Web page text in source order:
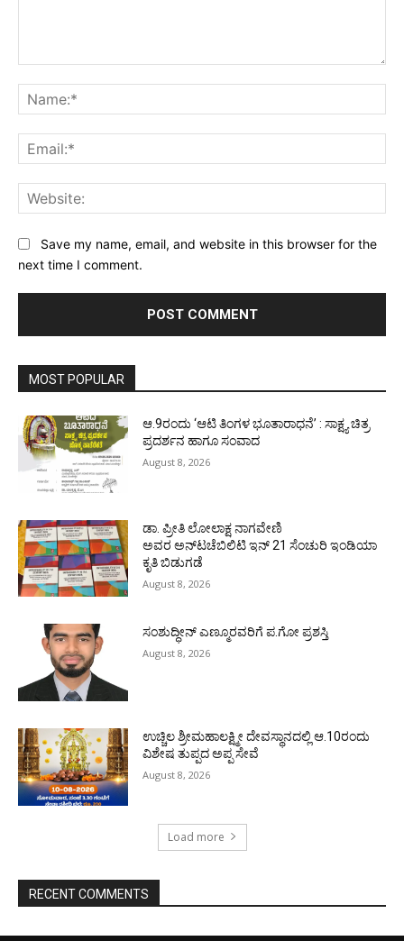
Save my name, email, and website in this browser for the
next time I comment.
MOST POPULAR
ಆ.9ರಂದು ‘ಆಟಿ ತಿಂಗಳ ಭೂತಾರಾಧನೆ’ : ಸಾಕ್ಷ್ಯ ಚಿತ್ರ
ಪ್ರದರ್ಶನ ಹಾಗೂ ಸಂವಾದ
August 8, 2026
ಡಾ. ಪ್ರೀತಿ ಲೋಲಾಕ್ಷ ನಾಗವೇಣಿ
ಅವರ ಅನ್‌ಟಚೆಬಿಲಿಟಿ ಇನ್ 21 ಸೆಂಚುರಿ ಇಂಡಿಯಾ
ಕೃತಿ ಬಿಡುಗಡೆ
August 8, 2026
ಸಂಶುದ್ಧೀನ್ ಎಣ್ಮೂರವರಿಗೆ ಪ.ಗೋ ಪ್ರಶಸ್ತಿ
August 8, 2026
ಉಚ್ಚಿಲ ಶ್ರೀಮಹಾಲಕ್ಷ್ಮೀ ದೇವಸ್ಥಾನದಲ್ಲಿ ಆ.10ರಂದು
ವಿಶೇಷ ತುಪ್ಪದ ಅಪ್ಪ ಸೇವೆ
August 8, 2026
Load more
RECENT COMMENTS